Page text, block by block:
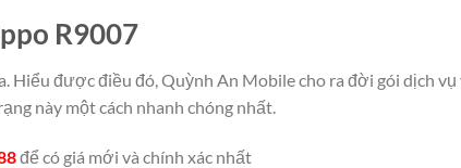
R9007
được điều đó, Quỳnh An Mobile cho ra đời gói dịch vụ
này một cách nhanh chóng nhất.
để có giá mới và chính xác nhất